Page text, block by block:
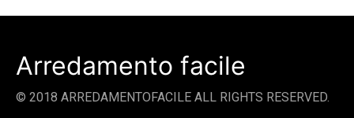
Arredamento facile
© 2018 ARREDAMENTOFACILE ALL RIGHTS RESERVED.